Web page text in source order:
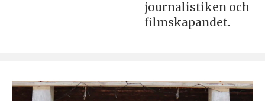
journalistiken och
filmskapandet.